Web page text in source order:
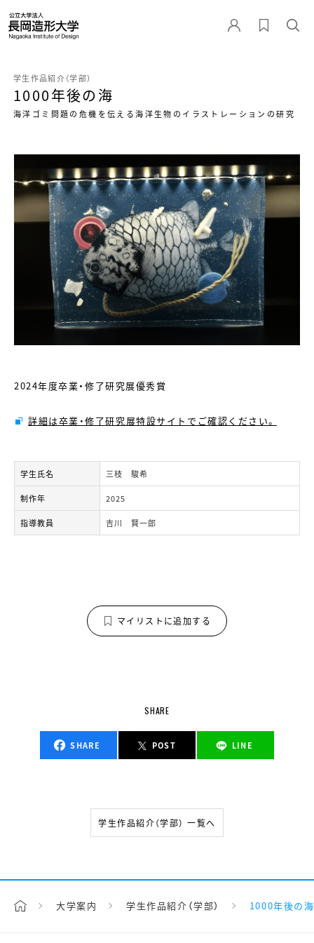
学生作品紹介（学部）
1000年後の海
海洋ゴミ問題の危機を伝える海洋生物のイラストレーションの研究
2024年度卒業・修了研究展優秀賞
詳細は卒業・修了研究展特設サイトでご確認ください。
学生氏名 三枝 駿希
制作年 2025
指導教員 吉川 賢一郎
マイリストに追加する
SHARE
SHARE POST LINE
学生作品紹介（学部） 一覧へ
大学案内 学生作品紹介（学部） 1000年後の海